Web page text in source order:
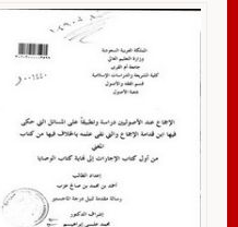
فيها ابن قدامة الإجماع والتي
نفى علمه بالخلاف فيها من
كتابه المغني من أول كتاب
إلى نهاية كتاب الجراح